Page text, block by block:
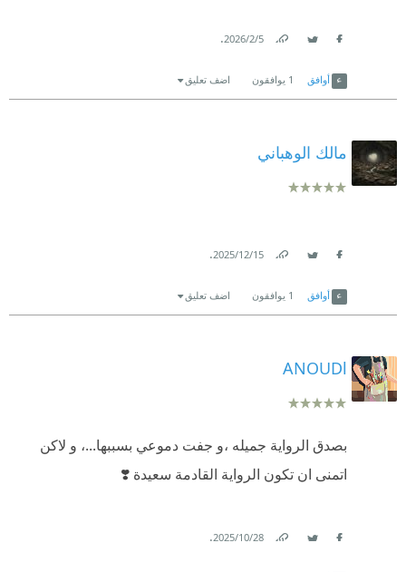
5‏/2‏/2026
.
أوافق 1 يوافقون اضف تعليق
مالك الوهباني
15‏/12‏/2025
.
أوافق 1 يوافقون اضف تعليق
ANOUDl
بصدق الرواية جميله ،و جفت دموعي بسببها...، و لاكن
اتمنى ان تكون الرواية القادمة سعيدة ❣️
28‏/10‏/2025
.